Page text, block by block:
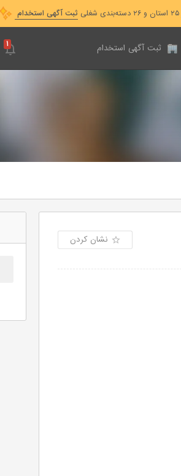
ثبت آگهی استخدام
ثبت آگهی استخدام ۱
نشان کردن